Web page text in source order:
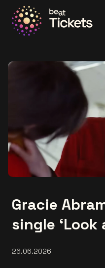
Gracie
single ‘Look
26.06.2026